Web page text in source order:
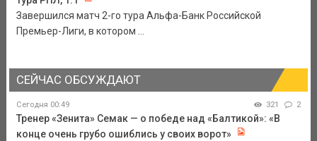
Завершился матч 2-го тура Альфа-Банк Российской
Премьер-Лиги, в котором ...
СЕЙЧАС ОБСУЖДАЮТ
Сегодня 00:49 321 2
Тренер «Зенита» Семак — о победе над «Балтикой»: «В
конце очень грубо ошиблись у своих ворот»